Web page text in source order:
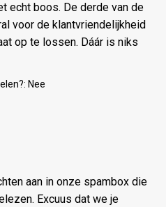
echt boos. De derde van de
voor de klantvriendelijkheid
op te lossen. Dáár is niks
Nee
aan in onze spambox die
Excuus dat we je